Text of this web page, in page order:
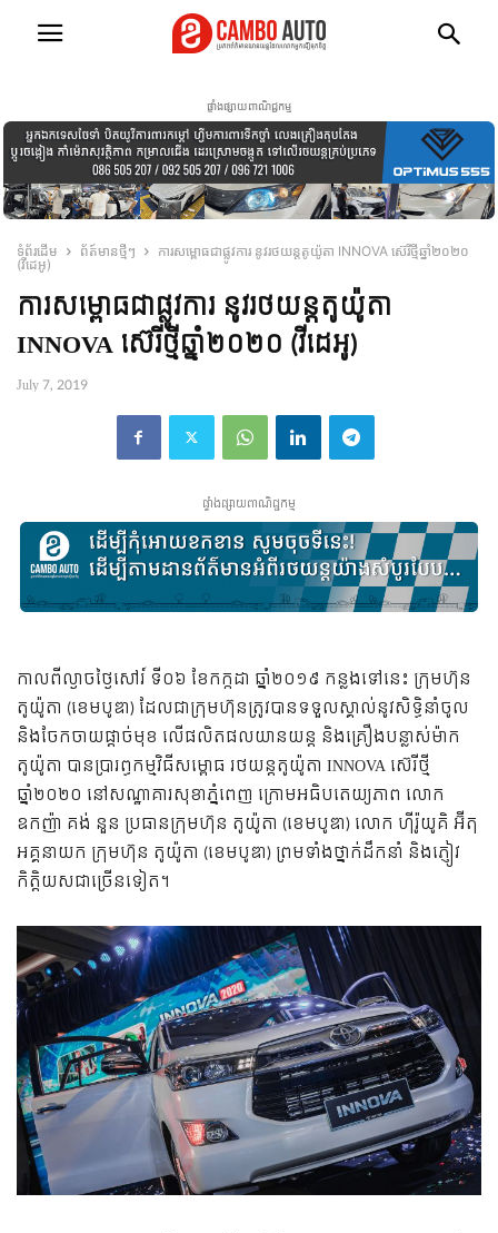
ផ្ទាំងផ្សាយពាណិជ្ជកម្ម
ទំព័រដើម ព័ត៍មានថ្មីៗ
ការសម្ពោធជាផ្លូវការ នូវរថយន្ដតូយ៉ូតា INNOVA ស៊េរីថ្មីឆ្នាំ២០២០
(វីដេអូ)
ការសម្ពោធជាផ្លូវការ នូវរថយន្ដតូយ៉ូតា
INNOVA ស៊េរីថ្មីឆ្នាំ២០២០ (វីដេអូ)
July 7, 2019
ផ្ទាំងផ្សាយពាណិជ្ជកម្ម
កាលពីល្ងាចថ្ងៃសៅរ៍ ទី០៦ ខែកក្កដា ឆ្នាំ២០១៩ កន្លងទៅនេះ ក្រុមហ៊ុន
តូយ៉ូតា (ខេមបូឌា) ដែល​ជា​ក្រុមហ៊ុនត្រូវបានទទួល​ស្គាល់នូវសិទ្ធិនាំចូល
និងចែកចាយផ្ដាច់មុខ លើផលិតផលយានយន្ដ និងគ្រឿងបន្លាស់ម៉ាក
តូយ៉ូតា បានប្រារព្ធកម្មវិធីសម្ពោធ រថយន្ដតូយ៉ូតា INNOVA ស៊េរីថ្មី
ឆ្នាំ២០២០ នៅសណ្ឋាគារសុខាភ្នំពេញ ក្រោមអធិបតេយ្យភាព លោក
ឧកញ៉ា គង់ នួន ប្រធានក្រុមហ៊ុន តូយ៉ូតា (ខេមបូឌា) លោក ហ៊ីរ៉ូយូគិ អ៊ីតុ
អគ្គនាយក ក្រុមហ៊ុន តូយ៉ូតា (ខេមបូឌា) ព្រមទាំងថ្នាក់ដឹកនាំ និង​ភ្ញៀវ
កិត្ដិយស​ជា​ច្រើនទៀត។